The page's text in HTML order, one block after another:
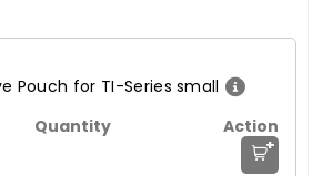
Pouch for TI-Series small
+